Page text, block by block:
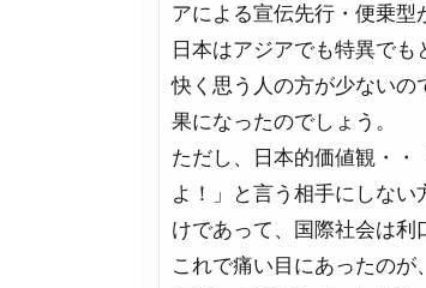
アによる宣伝先行・便乗型
日本はアジアでも特異で
快く思う人の方が少ない
果になったのでしょう。
ただし、日本的価値観・
よ！」と言う相手にしな
けであって、国際社会は利
これで痛い目にあったのが